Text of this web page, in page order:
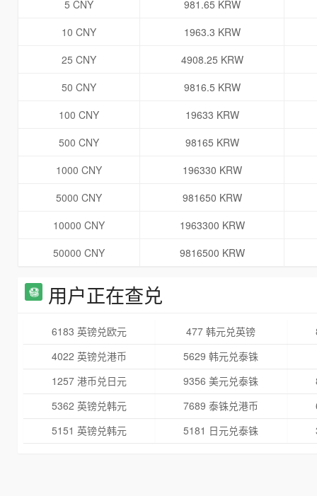
5 CNY
981.65 KRW
10 CNY
1963.3 KRW
25 CNY
4908.25 KRW
50 CNY
9816.5 KRW
100 CNY
19633 KRW
500 CNY
98165 KRW
1000 CNY
196330 KRW
5000 CNY
981650 KRW
10000 CNY
1963300 KRW
50000 CNY
9816500 KRW
用户正在查兑
6183 英镑兑欧元 477 韩元兑英镑
4022 英镑兑港币
5629 韩元兑泰铢
1257 港币兑日元
9356 美元兑泰铢
5362 英镑兑韩元
7689 泰铢兑港币
5151 英镑兑韩元
5181 日元兑泰铢